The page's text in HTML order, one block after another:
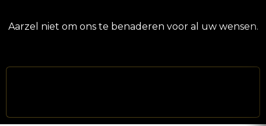
Aarzel niet om ons te benaderen voor al uw wensen.